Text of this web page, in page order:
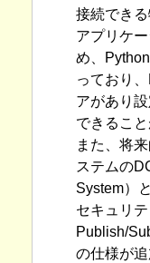
接続でき
アプリケ
め、
っており
アがあり
できること
また、将
ステムの
System）
セキュリ
Publish/
の仕様が